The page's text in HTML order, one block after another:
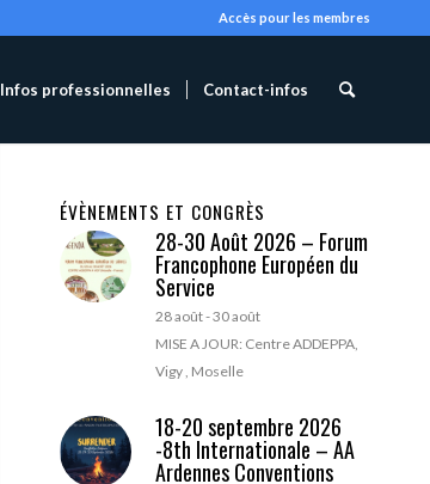
Accès pour les membres
Infos professionnelles Contact-infos
ÉVÈNEMENTS ET CONGRÈS
28-30 Août 2026 – Forum
Francophone Européen du
Service
28 août-30 août
MISE A JOUR: Centre ADDEPPA,
Vigy , Moselle
18-20 septembre 2026
-8th Internationale – AA
Ardennes Conventions